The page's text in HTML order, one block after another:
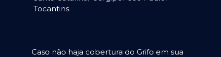
Tocantins.
Caso não haja cobertura do Grifo em sua